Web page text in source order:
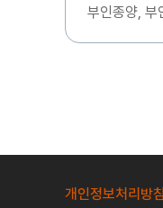
부인종양, 부
개인정보처리방침